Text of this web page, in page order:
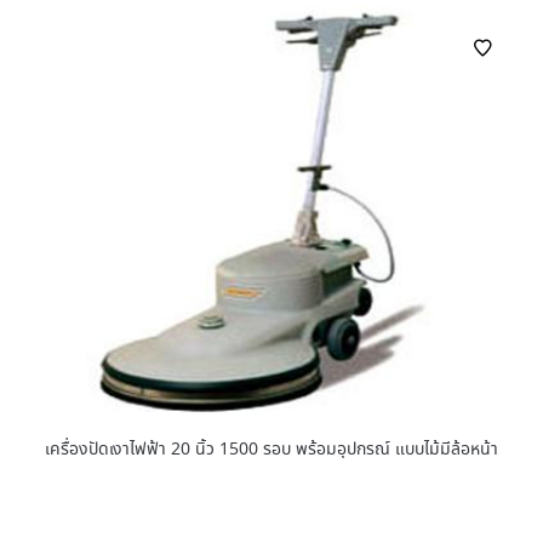
เครื่องปัดเงาไฟฟ้า 20 นิ้ว 1500 รอบ พร้อมอุปกรณ์ แบบไม้มีล้อหน้า